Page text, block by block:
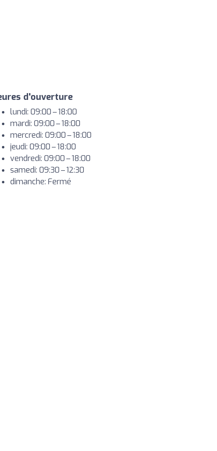
d'ouverture
lundi: 09:00 – 18:00
mardi: 09:00 – 18:00
mercredi: 09:00 – 18:00
jeudi: 09:00 – 18:00
vendredi: 09:00 – 18:00
samedi: 09:30 – 12:30
dimanche: Fermé